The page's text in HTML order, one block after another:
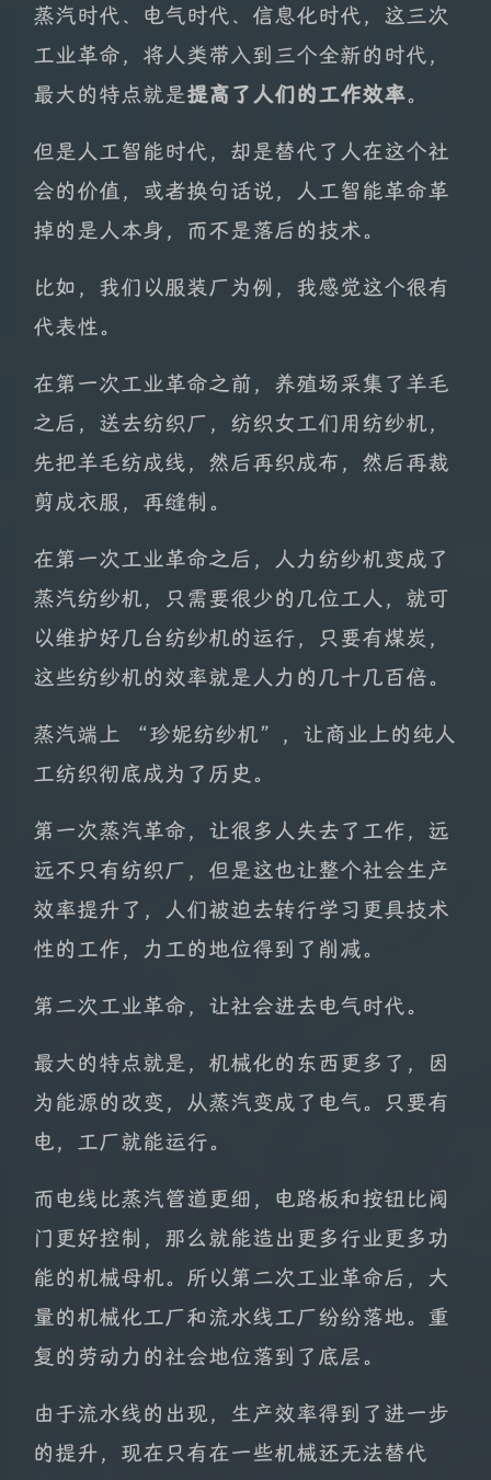
蒸汽时代、电气时代、信息化时代，这三次
工业革命，将人类带入到三个全新的时代，
最大的特点就是提高了人们的工作效率。
但是人工智能时代，却是替代了人在这个社
会的价值，或者换句话说，人工智能革命革
掉的是人本身，而不是落后的技术。
比如，我们以服装厂为例，我感觉这个很有
代表性。
在第一次工业革命之前，养殖场采集了羊毛
之后，送去纺织厂，纺织女工们用纺纱机，
先把羊毛纺成线，然后再织成布，然后再裁
剪成衣服，再缝制。
在第一次工业革命之后，人力纺纱机变成了
蒸汽纺纱机，只需要很少的几位工人，就可
以维护好几台纺纱机的运行，只要有煤炭，
这些纺纱机的效率就是人力的几十几百倍。
蒸汽端上 “珍妮纺纱机”，让商业上的纯人
工纺织彻底成为了历史。
第一次蒸汽革命，让很多人失去了工作，远
远不只有纺织厂，但是这也让整个社会生产
效率提升了，人们被迫去转行学习更具技术
性的工作，力工的地位得到了削减。
第二次工业革命，让社会进去电气时代。
最大的特点就是，机械化的东西更多了，因
为能源的改变，从蒸汽变成了电气。只要有
电，工厂就能运行。
而电线比蒸汽管道更细，电路板和按钮比阀
门更好控制，那么就能造出更多行业更多功
能的机械母机。所以第二次工业革命后，大
量的机械化工厂和流水线工厂纷纷落地。重
复的劳动力的社会地位落到了底层。
由于流水线的出现，生产效率得到了进一步
的提升，现在只有在一些机械还无法替代